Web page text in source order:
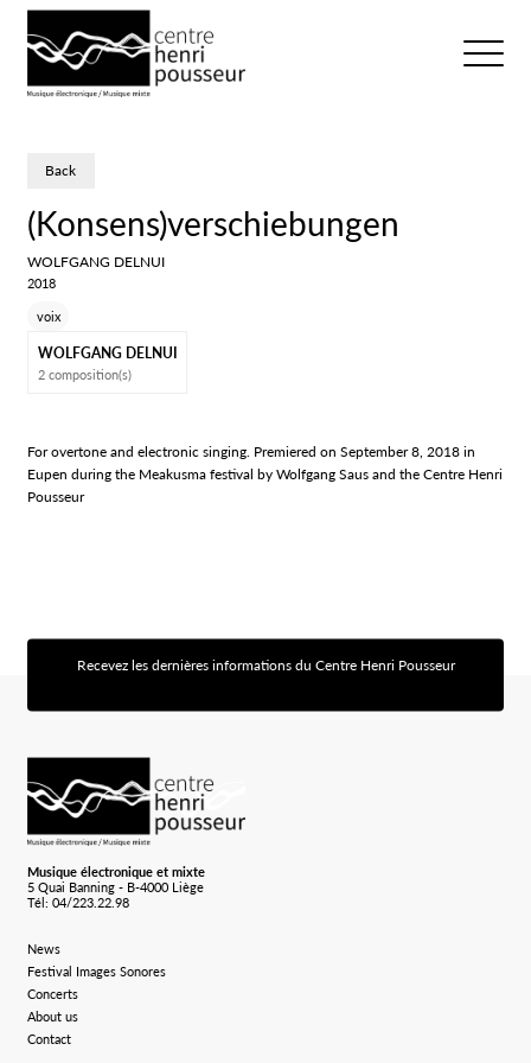
Ouvrir/
Back
(Konsens)verschiebungen
WOLFGANG DELNUI
2018
voix
WOLFGANG DELNUI
2 composition(s)
For overtone and electronic singing. Premiered on September 8, 2018 in
Eupen during the Meakusma festival by Wolfgang Saus and the Centre Henri
Pousseur
Recevez les dernières informations du Centre Henri Pousseur
Musique électronique et mixte
5 Quai Banning - B-4000 Liège
Tél: 04/223.22.98
News
Festival Images Sonores
Concerts
About us
Contact